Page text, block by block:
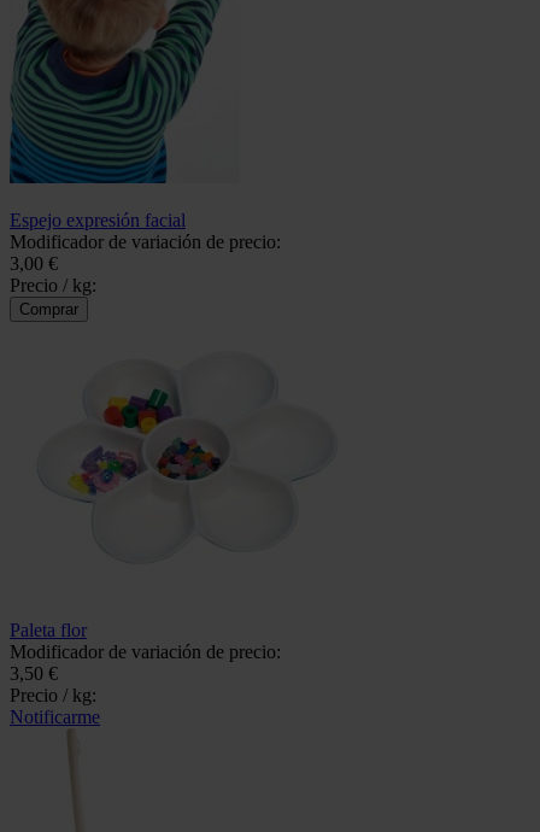
Espejo expresión facial
Modificador de variación de precio:
3,00 €
Precio / kg:
Paleta flor
Modificador de variación de precio:
3,50 €
Precio / kg:
Notificarme